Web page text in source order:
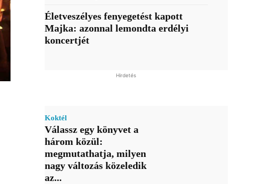
Életveszélyes fenyegetést kapott
Majka: azonnal lemondta erdélyi
koncertjét
Hirdetés
Koktél
Válassz egy könyvet a
három közül:
megmutathatja, milyen
nagy változás közeledik
az...